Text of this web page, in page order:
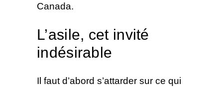
Canada.
L’asile, cet invité
indésirable
Il faut d’abord s’attarder sur ce qui